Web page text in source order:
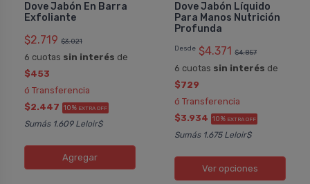
Dove Jabón En Barra
Exfoliante
$2.719 $3.021
6 cuotas sin interés de
$453
ó Transferencia
$2.447 10% EXTRA OFF
Sumás 1.609 Leloir$
Agregar
Dove Jabón Líquido
Para Manos Nutrición
Profunda
Desde $4.371 $4.857
6 cuotas sin interés de
$729
ó Transferencia
$3.934 10% EXTRA OFF
Sumás 1.675 Leloir$
Ver opciones